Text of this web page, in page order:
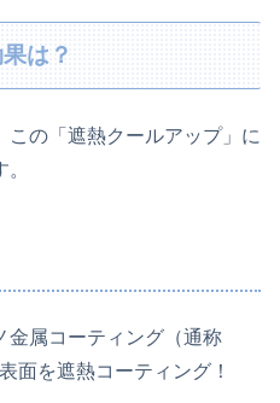
は？
の「遮熱クールアップ」に
金属コーティング（通称
面を遮熱コーティング！